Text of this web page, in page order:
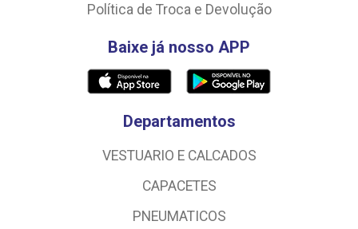
Política de Troca e Devolução
Baixe já nosso APP
Departamentos
VESTUARIO E CALCADOS
CAPACETES
PNEUMATICOS